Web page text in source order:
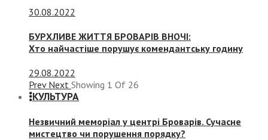
30.08.2022
БУРХЛИВЕ ЖИТТЯ БРОВАРІВ ВНОЧІ:
Хто найчастіше порушує комендантську годину
29.08.2022
Prev Next Showing 1 Of 26
КУЛЬТУРА
Незвичний меморіал у центрі Броварів. Сучасне
мистецтво чи порушення порядку?